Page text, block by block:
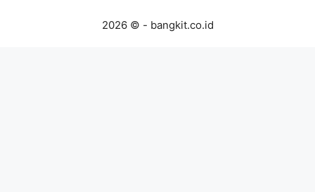
2026 © - bangkit.co.id